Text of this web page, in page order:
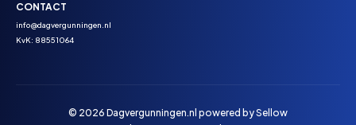
CONTACT
info@dagvergunningen.nl
KvK: 88551064
© 2026 Dagvergunningen.nl powered bySellow